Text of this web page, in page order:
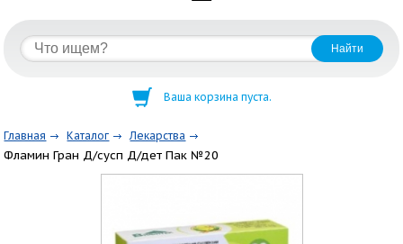
Ваша корзина пуста.
Главная Каталог Лекарства
Фламин Гран Д/сусп Д/дет Пак №20